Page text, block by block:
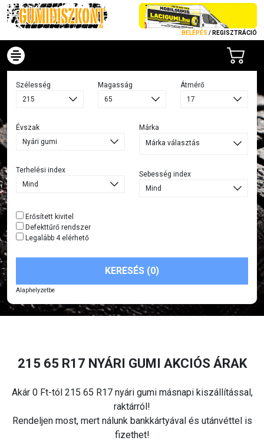
BELÉPÉS / REGISZTRÁCIÓ
Szélesség Magasság Átmérő
Évszak
Terhelési index
Márka
Márka választás
Sebesség index
Erősített kivitel
Defekttűrő rendszer
Legalább 4 elérhető
KERESÉS (0)
Alaphelyzetbe
215 65 R17 NYÁRI GUMI AKCIÓS ÁRAK
Akár 0 Ft-tól 215 65 R17 nyári gumi másnapi kiszállítással,
raktárról!
Rendeljen most, mert nálunk bankkártyával és utánvéttel is
fizethet!